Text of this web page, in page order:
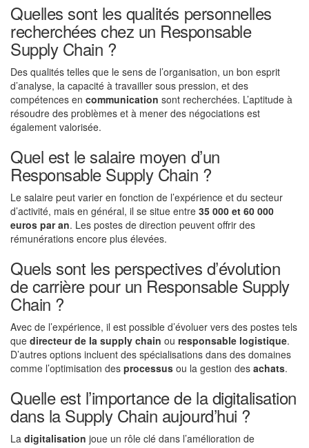
Quelles sont les qualités personnelles
recherchées chez un Responsable
Supply Chain ?
Des qualités telles que le sens de l’organisation, un bon esprit
d’analyse, la capacité à travailler sous pression, et des
compétences en communication sont recherchées. L’aptitude à
résoudre des problèmes et à mener des négociations est
également valorisée.
Quel est le salaire moyen d’un
Responsable Supply Chain ?
Le salaire peut varier en fonction de l’expérience et du secteur
d’activité, mais en général, il se situe entre 35 000 et 60 000
euros par an. Les postes de direction peuvent offrir des
rémunérations encore plus élevées.
Quels sont les perspectives d’évolution
de carrière pour un Responsable Supply
Chain ?
Avec de l’expérience, il est possible d’évoluer vers des postes tels
que directeur de la supply chain ou responsable logistique.
D’autres options incluent des spécialisations dans des domaines
comme l’optimisation des processus ou la gestion des achats.
Quelle est l’importance de la digitalisation
dans la Supply Chain aujourd’hui ?
La digitalisation joue un rôle clé dans l’amélioration de